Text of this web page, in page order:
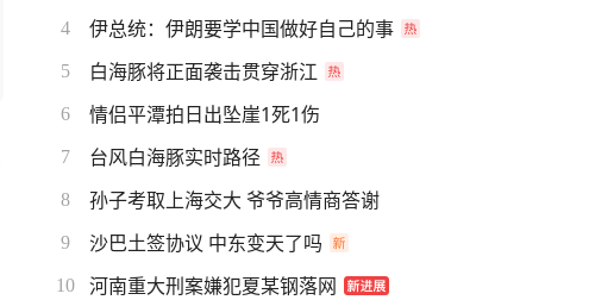
4 伊总统：伊朗要学中国做好自己的事
5 白海豚将正面袭击贯穿浙江
6 情侣平潭拍日出坠崖1死1伤
7 台风白海豚实时路径
8 孙子考取上海交大 爷爷高情商答谢
9 沙巴土签协议 中东变天了吗
10 河南重大刑案嫌犯夏某钢落网